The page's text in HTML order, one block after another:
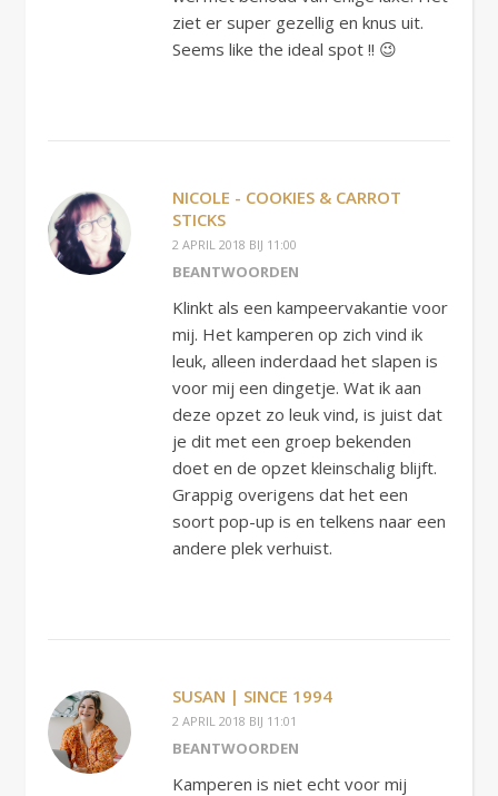
ziet er super gezellig en knus uit.
Seems like the ideal spot !! 😉
NICOLE - COOKIES & CARROT
STICKS
2 APRIL 2018 BIJ 11:00
BEANTWOORDEN
Klinkt als een kampeervakantie voor
mij. Het kamperen op zich vind ik
leuk, alleen inderdaad het slapen is
voor mij een dingetje. Wat ik aan
deze opzet zo leuk vind, is juist dat
je dit met een groep bekenden
doet en de opzet kleinschalig blijft.
Grappig overigens dat het een
soort pop-up is en telkens naar een
andere plek verhuist.
SUSAN | SINCE 1994
2 APRIL 2018 BIJ 11:01
BEANTWOORDEN
Kamperen is niet echt voor mij